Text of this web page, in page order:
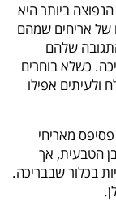
ביותר היא
של אריחים שמהם
שלהם
כשלא בוחרים
ולעיתים אפילו
מאריחי
הטבעית, אך
בכלור שבבריכה.